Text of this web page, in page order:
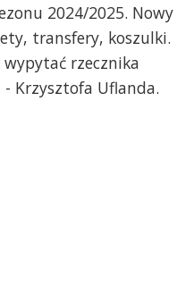
2024/2025. Nowy
transfery, koszulki.
rzecznika
- Krzysztofa Uflanda.